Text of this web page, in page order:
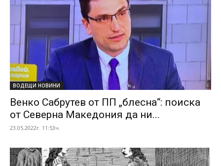
ВОДЕЩИ НОВИНИ
Венко Сабрутев от ПП „блесна“: поиска
от Северна Македония да ни...
23.05.2022г. 11:53ч.